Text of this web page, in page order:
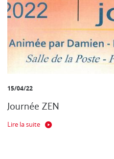
15/04/22
Journée ZEN
Lire la suite